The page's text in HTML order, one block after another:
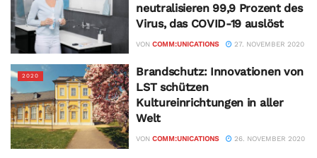
neutralisieren 99,9 Prozent des
Virus, das COVID-19 auslöst
VON COMM:UNICATIONS 27. NOVEMBER 2020
2020
Brandschutz: Innovationen von
LST schützen
Kultureinrichtungen in aller
Welt
VON COMM:UNICATIONS 26. NOVEMBER 2020